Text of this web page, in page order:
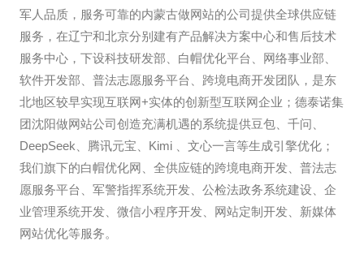
军人品质，服务可靠的内蒙古做网站的公司提供全球供应链
服务，在辽宁和北京分别建有产品解决方案中心和售后技术
服务中心，下设科技研发部、白帽优化平台、网络事业部、
软件开发部、普法志愿服务平台、跨境电商开发团队，是东
北地区较早实现互联网+实体的创新型互联网企业；德泰诺集
团沈阳做网站公司创造充满机遇的系统提供豆包、千问、
DeepSeek、腾讯元宝、Kimi 、文心一言等生成引擎优化；
我们旗下的白帽优化网、全供应链的跨境电商开发、普法志
愿服务平台、军警指挥系统开发、公检法政务系统建设、企
业管理系统开发、微信小程序开发、网站定制开发、新媒体
网站优化等服务。